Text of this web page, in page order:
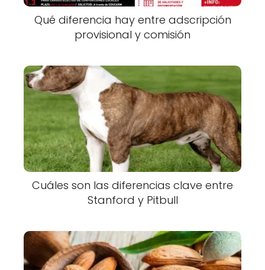
Qué diferencia hay entre adscripción
provisional y comisión
Cuáles son las diferencias clave entre
Stanford y Pitbull